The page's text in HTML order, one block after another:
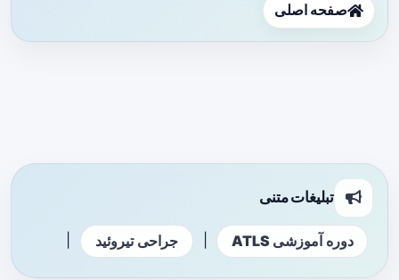
صفحه اصلی
تبلیغات متنی
دوره آموزشی ATLS جراحی تیروئید